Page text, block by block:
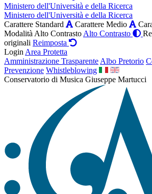
Ministero dell'Università e della Ricerca
Ministero dell'Università e della Ricerca
Carattere Standard
Carattere Medio
Modalità Alto Contrasto Alto Contrasto
originali Reimposta
Login Area Protetta
Amministrazione Trasparente Albo Pretorio
Prevenzione Whistleblowing
Conservatorio di Musica Giuseppe Martucci